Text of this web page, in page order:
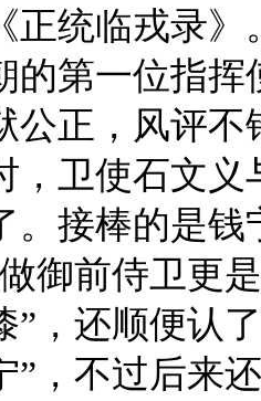
正统临戎录》
的第一位指
公正，风评
，卫使石文
。接棒的是钱
御前侍卫更
”，还顺便认
”，不过后来